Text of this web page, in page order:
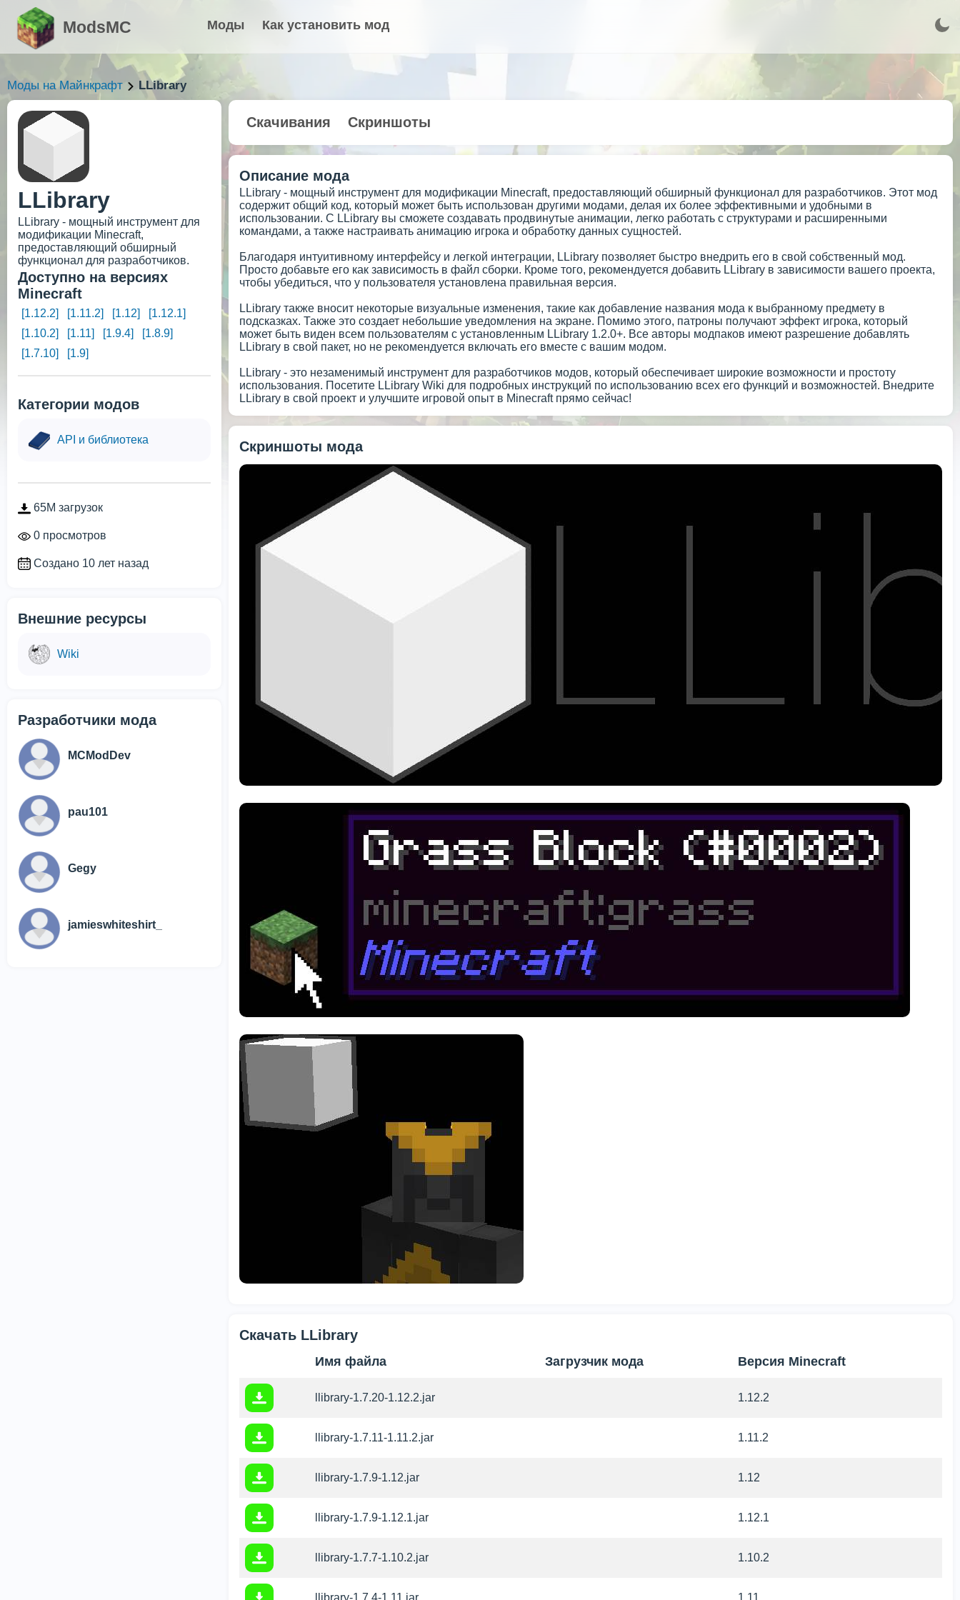
ModsMC Моды Как установить мод
Моды на Майнкрафт LLibrary
LLibrary
LLibrary - мощный инструмент для
модификации Minecraft,
предоставляющий обширный
функционал для разработчиков.
Доступно на версиях
Minecraft
[1.12.2] [1.11.2] [1.12]
[1.12.1]
[1.10.2]
[1.11] [1.9.4]
[1.8.9]
[1.7.10]
[1.9]
Категории модов
API и библиотека
65M загрузок
0 просмотров
Создано 10 лет назад
Внешние ресурсы
Wiki
Разработчики мода
MCModDev
pau101
Gegy
jamieswhiteshirt_
Скачивания Скриншоты
Описание мода
LLibrary - мощный инструмент для модификации Minecraft, предоставляющий обширный функционал для разработчиков. Этот мод
содержит общий код, который может быть использован другими модами, делая их более эффективными и удобными в
использовании. С LLibrary вы сможете создавать продвинутые анимации, легко работать с структурами и расширенными
командами, а также настраивать анимацию игрока и обработку данных сущностей.
Благодаря интуитивному интерфейсу и легкой интеграции, LLibrary позволяет быстро внедрить его в свой собственный мод.
Просто добавьте его как зависимость в файл сборки. Кроме того, рекомендуется добавить LLibrary в зависимости вашего проекта,
чтобы убедиться, что у пользователя установлена правильная версия.
LLibrary также вносит некоторые визуальные изменения, такие как добавление названия мода к выбранному предмету в
подсказках. Также это создает небольшие уведомления на экране. Помимо этого, патроны получают эффект игрока, который
может быть виден всем пользователям с установленным LLibrary 1.2.0+. Все авторы модпаков имеют разрешение добавлять
LLibrary в свой пакет, но не рекомендуется включать его вместе с вашим модом.
LLibrary - это незаменимый инструмент для разработчиков модов, который обеспечивает широкие возможности и простоту
использования. Посетите LLibrary Wiki для подробных инструкций по использованию всех его функций и возможностей. Внедрите
LLibrary в свой проект и улучшите игровой опыт в Minecraft прямо сейчас!
Скриншоты мода
Скачать LLibrary
Имя файла Загрузчик мода Версия Minecraft
llibrary-1.7.20-1.12.2.jar 1.12.2
llibrary-1.7.11-1.11.2.jar 1.11.2
llibrary-1.7.9-1.12.jar 1.12
llibrary-1.7.9-1.12.1.jar 1.12.1
llibrary-1.7.7-1.10.2.jar 1.10.2
llibrary-1.7.4-1.11.jar 1.11